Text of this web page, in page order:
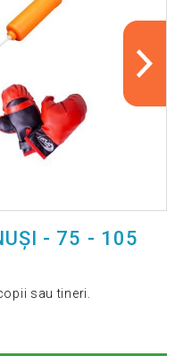
- 75 - 105
sau tineri.